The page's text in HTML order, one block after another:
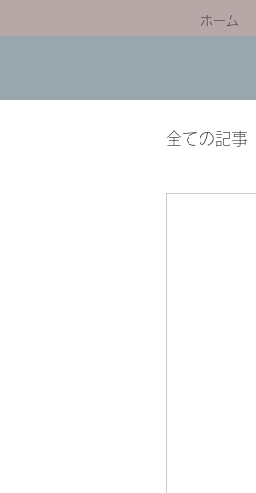
ホーム
全ての記事